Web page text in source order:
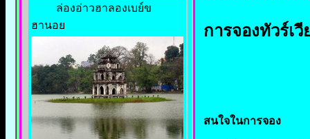
ล่องอ่าวฮาลองเบย์ข
ฮานอย
การจองทัวร์เ
สนใจในการจอง